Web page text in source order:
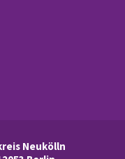
Neukölln